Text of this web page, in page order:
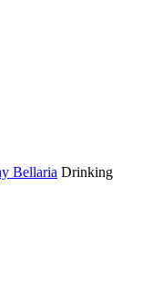
Bellaria Drinking